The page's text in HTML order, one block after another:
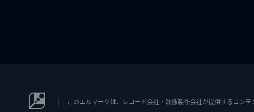
このエルマークは、レコード会社・映像製作会社が提供するコン